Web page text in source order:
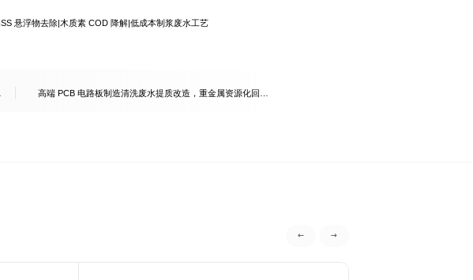
|SS 悬浮物去除 |木质素 COD 降解 |低成本制浆废水工艺
高端 PCB 电路板制造清洗废水提质改造，重金属资源化回收